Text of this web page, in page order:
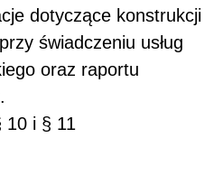
dotyczące konstrukcji
świadczeniu usług
oraz raportu
10 i § 11